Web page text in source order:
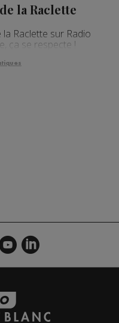
la Raclette
Raclette sur Radio
ça se respecte !